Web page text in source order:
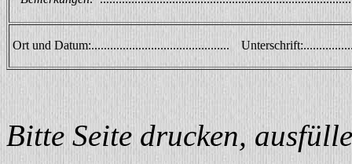
Ort und Datum:............................................
Bitte Seite drucken,